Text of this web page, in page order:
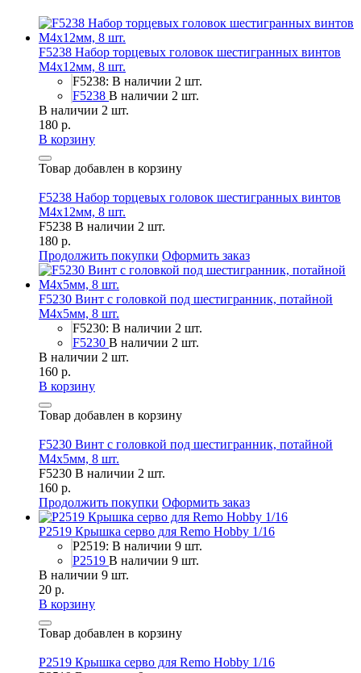
F5238 Набор торцевых головок шестигранных винтов
M4x12мм, 8 шт.
F5238: В наличии 2 шт.
F5238 В наличии 2 шт.
В наличии 2 шт.
180 р.
В корзину
Товар добавлен в корзину
F5238 Набор торцевых головок шестигранных винтов
M4x12мм, 8 шт.
F5238 В наличии 2 шт.
180 р.
Продолжить покупки Оформить заказ
F5230 Винт с головкой под шестигранник, потайной
М4х5мм, 8 шт.
F5230: В наличии 2 шт.
F5230 В наличии 2 шт.
В наличии 2 шт.
160 р.
В корзину
Товар добавлен в корзину
F5230 Винт с головкой под шестигранник, потайной
М4х5мм, 8 шт.
F5230 В наличии 2 шт.
160 р.
Продолжить покупки Оформить заказ
P2519 Крышка серво для Remo Hobby 1/16
P2519: В наличии 9 шт.
P2519 В наличии 9 шт.
В наличии 9 шт.
20 р.
В корзину
Товар добавлен в корзину
P2519 Крышка серво для Remo Hobby 1/16